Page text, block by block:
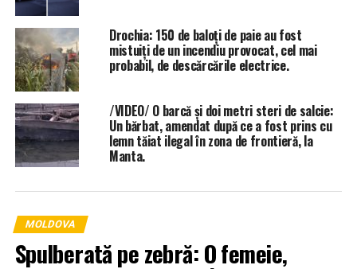
Drochia: 150 de baloți de paie au fost
mistuiți de un incendiu provocat, cel mai
probabil, de descărcările electrice.
/VIDEO/ O barcă și doi metri steri de salcie:
Un bărbat, amendat după ce a fost prins cu
lemn tăiat ilegal în zona de frontieră, la
Manta.
MOLDOVA
Spulberată pe zebră: O femeie,